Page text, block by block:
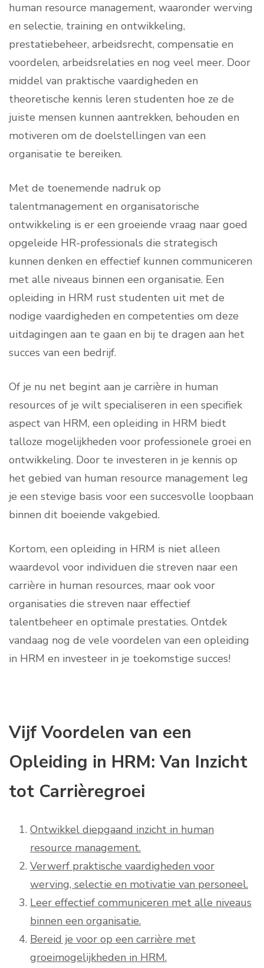
human resource management, waaronder werving
en selectie, training en ontwikkeling,
prestatiebeheer, arbeidsrecht, compensatie en
voordelen, arbeidsrelaties en nog veel meer. Door
middel van praktische vaardigheden en
theoretische kennis leren studenten hoe ze de
juiste mensen kunnen aantrekken, behouden en
motiveren om de doelstellingen van een
organisatie te bereiken.
Met de toenemende nadruk op
talentmanagement en organisatorische
ontwikkeling is er een groeiende vraag naar goed
opgeleide HR-professionals die strategisch
kunnen denken en effectief kunnen communiceren
met alle niveaus binnen een organisatie. Een
opleiding in HRM rust studenten uit met de
nodige vaardigheden en competenties om deze
uitdagingen aan te gaan en bij te dragen aan het
succes van een bedrijf.
Of je nu net begint aan je carrière in human
resources of je wilt specialiseren in een specifiek
aspect van HRM, een opleiding in HRM biedt
talloze mogelijkheden voor professionele groei en
ontwikkeling. Door te investeren in je kennis op
het gebied van human resource management leg
je een stevige basis voor een succesvolle loopbaan
binnen dit boeiende vakgebied.
Kortom, een opleiding in HRM is niet alleen
waardevol voor individuen die streven naar een
carrière in human resources, maar ook voor
organisaties die streven naar effectief
talentbeheer en optimale prestaties. Ontdek
vandaag nog de vele voordelen van een opleiding
in HRM en investeer in je toekomstige succes!
Vijf Voordelen van een
Opleiding in HRM: Van Inzicht
tot Carrièregroei
Ontwikkel diepgaand inzicht in human
resource management.
Verwerf praktische vaardigheden voor
werving, selectie en motivatie van personeel.
Leer effectief communiceren met alle niveaus
binnen een organisatie.
Bereid je voor op een carrière met
groeimogelijkheden in HRM.